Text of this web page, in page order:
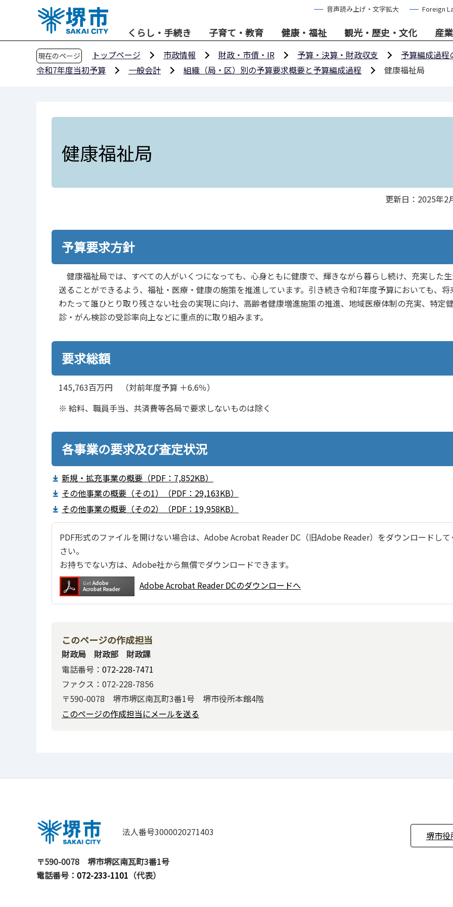
音声読み上げ・文字拡大 Foreign
くらし・手続き 子育て・教育 健康・福祉 観光・歴史・文化 産
現在のページ トップページ 市政情報 財政・市債・IR 予算・決算・財政収支
予算編成過程
令和7年度当初予算
一般会計 組織（局・区）別の予算要求概要と予算編成過程 健康福祉局
健康福祉局
更新日：2025年2
予算要求方針
健康福祉局では、すべての人がいくつになっても、心身ともに健康で、輝きながら暮らし続け、充実した
送ることができるよう、福祉・医療・健康の施策を推進しています。引き続き令和7年度予算においても、将
わたって誰ひとり取り残さない社会の実現に向け、高齢者健康増進施策の推進、地域医療体制の充実、特定
診・がん検診の受診率向上などに重点的に取り組みます。
要求総額
145,763百万円 （対前年度予算 ＋6.6％）
※ 給料、職員手当、共済費等各局で要求しないものは除く
各事業の要求及び査定状況
新規・拡充事業の概要（PDF：7,852KB）
その他事業の概要（その1）（PDF：29,163KB）
その他事業の概要（その2）（PDF：19,958KB）
PDF形式のファイルを開けない場合は、Adobe Acrobat Reader DC（旧Adobe Reader）をダウンロードして
さい。
お持ちでない方は、Adobe社から無償でダウンロードできます。
Adobe Acrobat Reader DCのダウンロードへ
このページの作成担当
財政局 財政部 財政課
電話番号： 072-228-7471
ファクス：072-228-7856
〒590-0078 堺市堺区南瓦町3番1号 堺市役所本館4階
このページの作成担当にメールを送る
法人番号3000020271403
〒590-0078
堺市堺区南瓦町3番1号
電話番号： 072-233-1101 （代表）
堺市